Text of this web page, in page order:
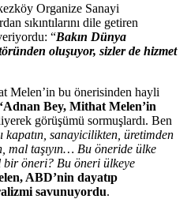
Organize Sanayi
sıkıntılarını dile getiren
“Bakın Dünya
oluşuyor, sizler de hizmet
Melen’in bu önerisinden hayli
Bey, Mithat Melen’in
görüşümü sormuşlardı. Ben
kapatın, sanayicilikten, üretimden
mal taşıyın… Bu öneride ülke
bir öneri? Bu öneri ülkeye
ABD’nin dayatıp
savunuyordu.